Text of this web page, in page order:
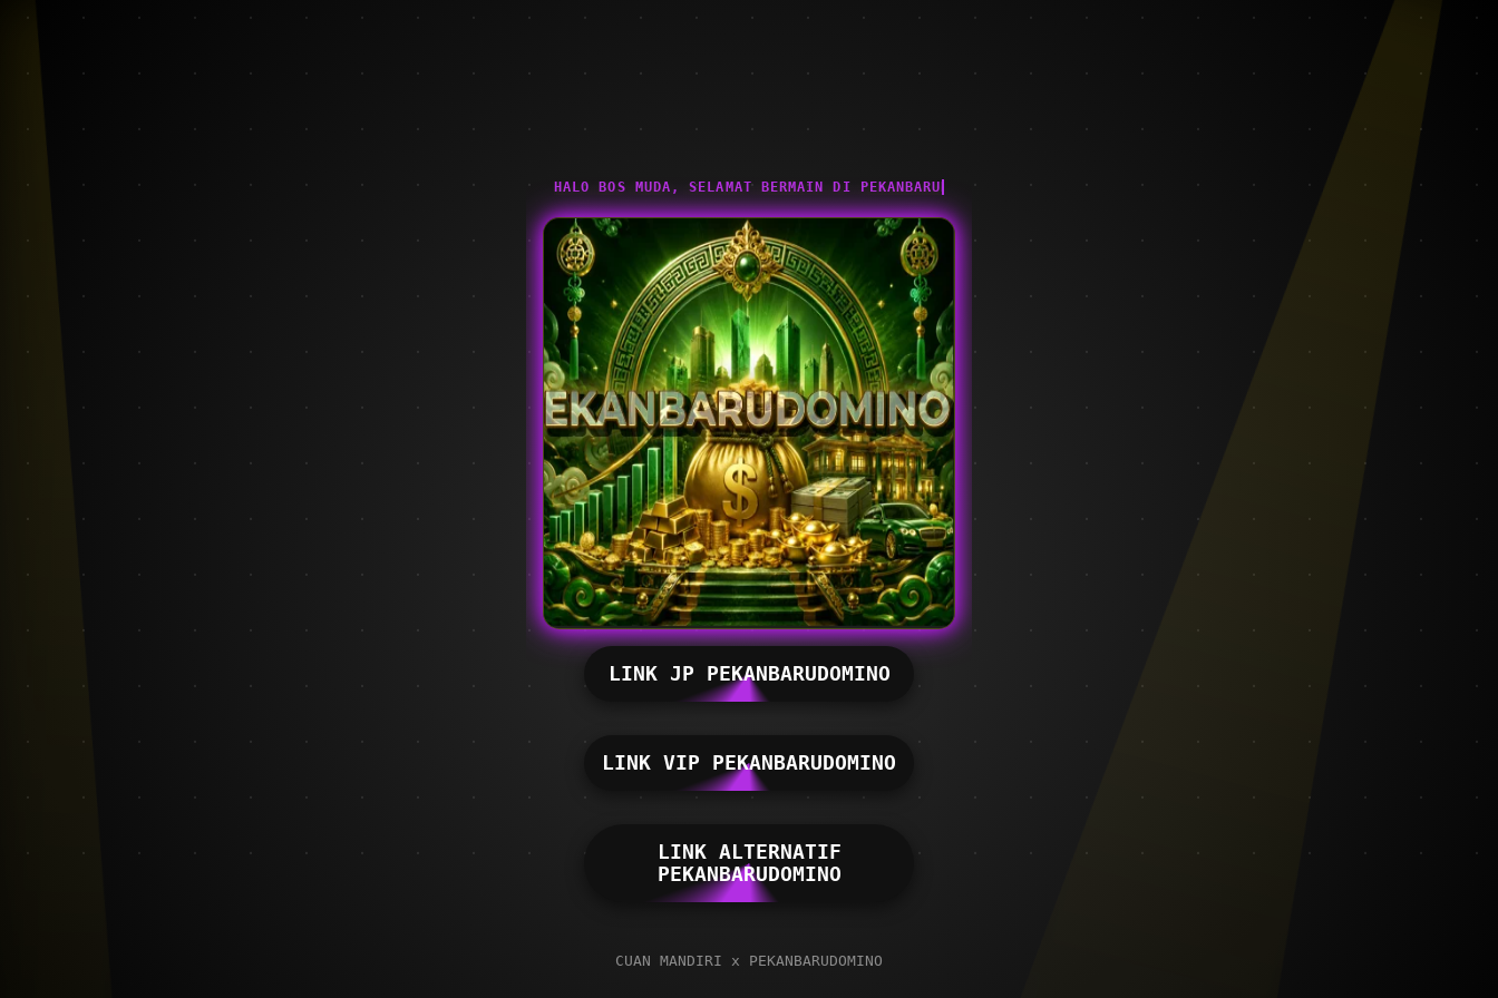
HALO BOS MUDA, SELAMAT BERMAIN DI PEKANBARUDOMINO
LINK JP PEKANBARUDOMINO
LINK VIP PEKANBARUDOMINO
LINK ALTERNATIF
PEKANBARUDOMINO
CUAN MANDIRI x PEKANBARUDOMINO